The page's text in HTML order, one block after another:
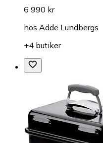
6 990 kr
hos Adde Lundbergs
+4 butiker